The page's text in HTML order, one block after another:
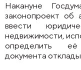
Накануне
законопроект об
ввести
недвижимости,
определить её
документа